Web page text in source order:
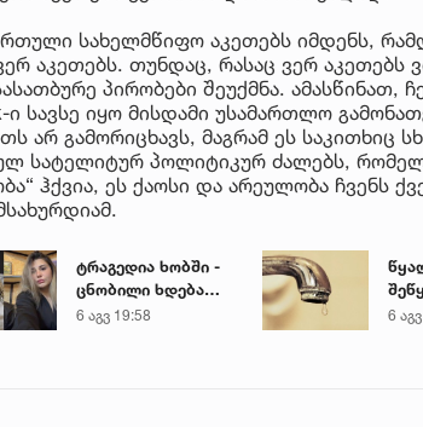
სახელმწიფო აკეთებს იმდენს,
აკეთებს. თუნდაც, რასაც ვერ აკეთებს
პირობები შეუქმნა. ამასწინათ,
ი სავსე იყო მისდამი უსამართლო
არ გამორიცხავს, მაგრამ ეს საკითხიც
სატელიტურ პოლიტიკურ ძალებს,
ჰქვია, ეს ქაოსი და არეულობა ჩვენს
ტრაგედია ხობში -
ცნობილი ხდება
დაღუპული დედა-
6 აგვ 19:58 6